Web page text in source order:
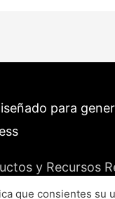
para
y Recursos
que consientes su